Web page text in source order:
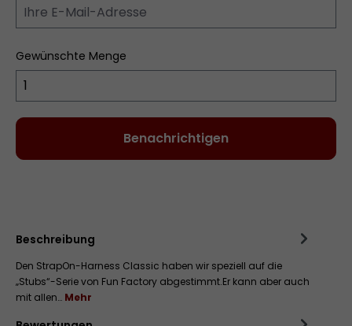
Gewünschte Menge
Benachrichtigen
Beschreibung
Den StrapOn-Harness Classic haben wir speziell auf die
„Stubs“-Serie von Fun Factory abgestimmt.Er kann aber auch
mit allen… Mehr